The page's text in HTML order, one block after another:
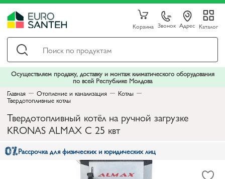
Корзина Звонок Адрес Каталог
Осуществляем продажу, доставку и монтаж климатического оборудования
по всей Республике Молдова
Главная
Отопление и канализация Котлы
Твердотопливные котлы
Твердотопливный котёл на ручной загрузке
KRONAS ALMAX C 25 квт
Рассрочка для физических и юридических лиц